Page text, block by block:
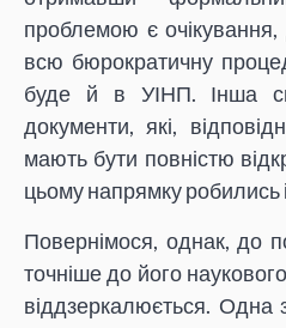
проблемою є
всю бюрократичну
буде й в УІНП. Інша
документи, які,
мають бути повністю
цьому напрямку робились
Повернімося, однак, до
точніше до його
віддзеркалюється. Одна